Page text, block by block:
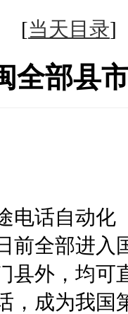
[当天目录
全部县
话自动化
前全部进入
县外，均可
，成为我国